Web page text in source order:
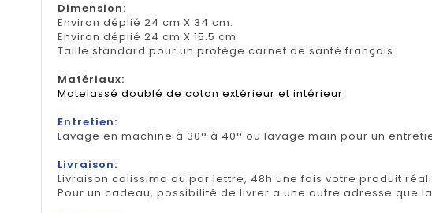
Dimension:
Environ déplié 24 cm X 34 cm.
Environ déplié 24 cm X 15.5 cm
Taille standard pour un protège carnet de santé français.
Matériaux:
Matelassé doublé de coton extérieur et intérieur.
Entretien:
Lavage en machine à 30° à 40° ou lavage main pour un
Livraison:
Livraison colissimo ou par lettre, 48h une fois votre produit
Pour un cadeau, possibilité de livrer a une autre adresse que